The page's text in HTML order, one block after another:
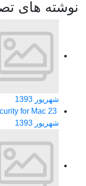
نوشته های
شهریور 1393
for Mac23
شهریور 1393